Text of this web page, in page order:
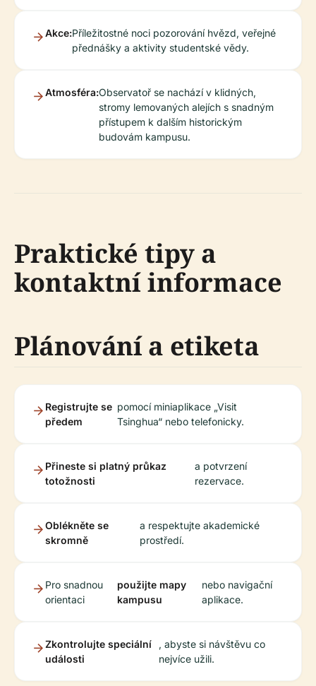
Akce:Příležitostné noci pozorování hvězd, veřejné
přednášky a aktivity studentské vědy.
Atmosféra:Observatoř se nachází v klidných,
stromy lemovaných alejích s snadným
přístupem k dalším historickým
budovám kampusu.
Praktické tipy a
kontaktní informace
Plánování a etiketa
Registrujte se
předem
pomocí miniaplikace „Visit
Tsinghua“ nebo telefonicky.
Přineste si platný průkaz
totožnosti
a potvrzení
rezervace.
Oblékněte se
skromně
a respektujte akademické
prostředí.
Pro snadnou
orientaci
použijte mapy
kampusu
nebo navigační
aplikace.
Zkontrolujte speciální
události
, abyste si návštěvu co
nejvíce užili.